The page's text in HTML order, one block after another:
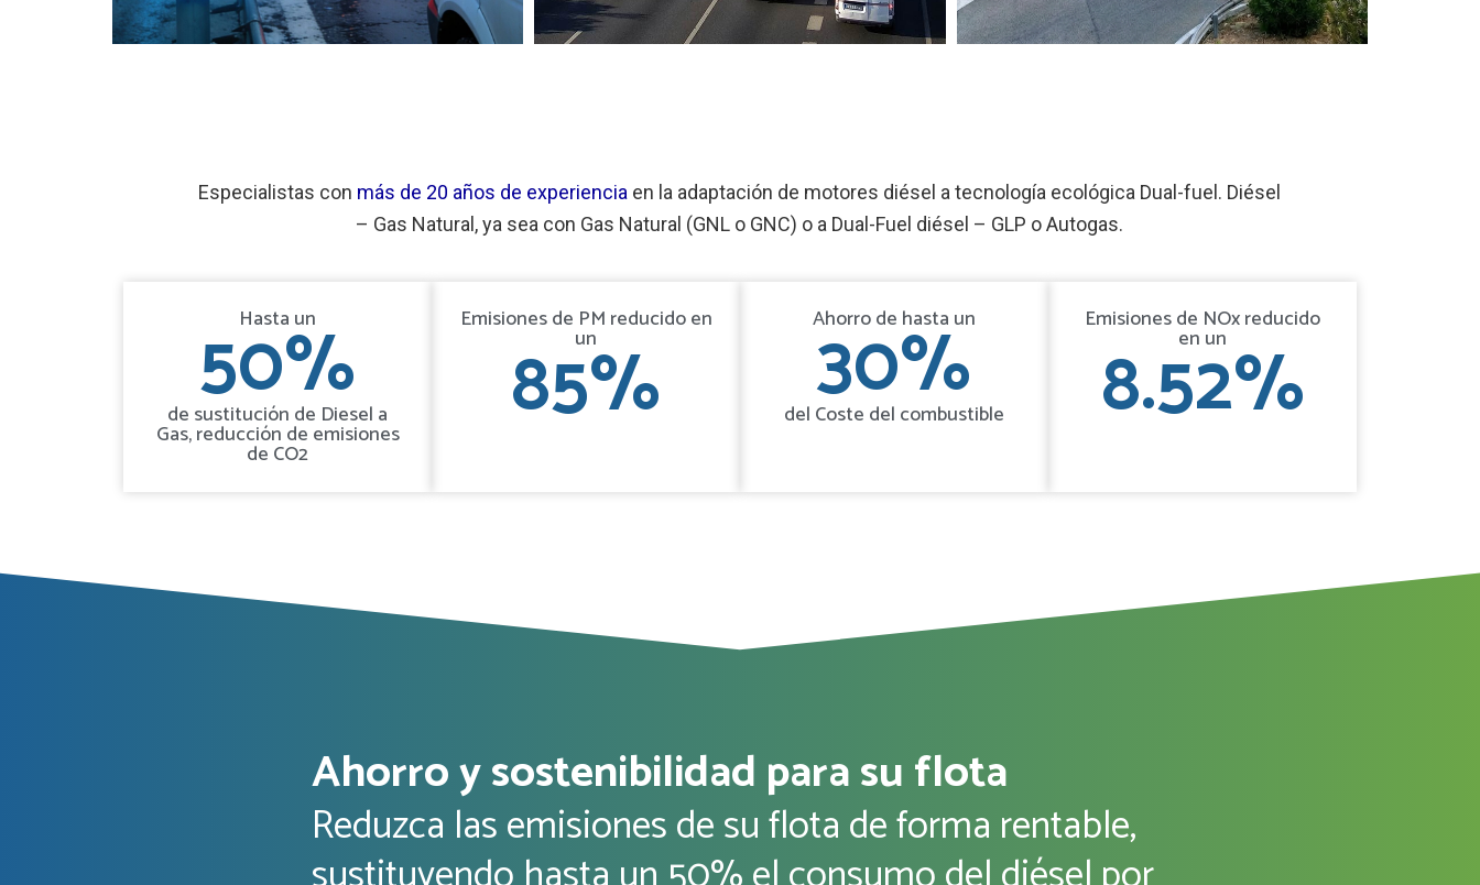
Especialistas con más de 20 años de experiencia en la adaptación de motores diésel a tecnología ecológica Dual-fuel. Diésel
– Gas Natural, ya sea con Gas Natural (GNL o GNC) o a Dual-Fuel diésel – GLP o Autogas.
Hasta un
50%
de sustitución de Diesel a
Gas, reducción de emisiones
de CO2
Emisiones de PM reducido en
un
85%
Ahorro de hasta un
30%
del Coste del combustible
Emisiones de NOx reducido
en un
8.52%
Ahorro y sostenibilidad para su flota
Reduzca las emisiones de su flota de forma rentable,